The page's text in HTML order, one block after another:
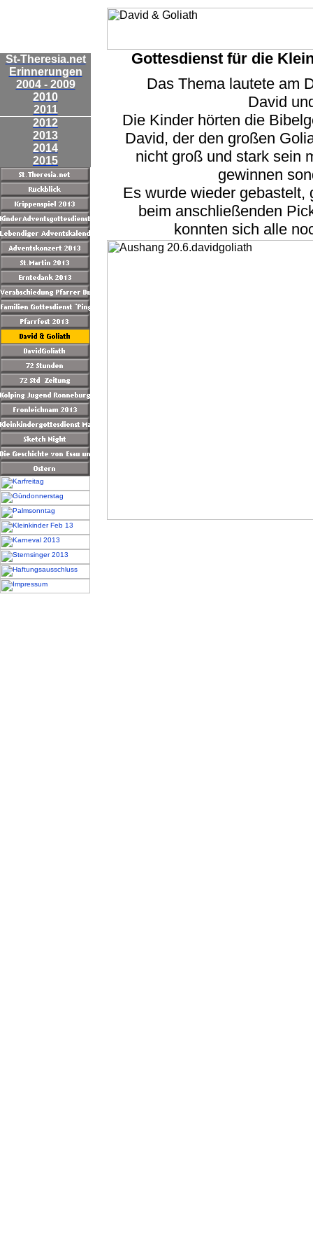
St-Theresia.net
Erinnerungen
2004 - 2009
2010
2011
2012
2013
2014
2015
Gottesdienst für die
Das Thema lautete am
David
Die Kinder hörten die
David, der den großen
nicht groß und stark sein
gewinnen
Es wurde wieder gebastelt,
beim anschließenden
konnten sich alle